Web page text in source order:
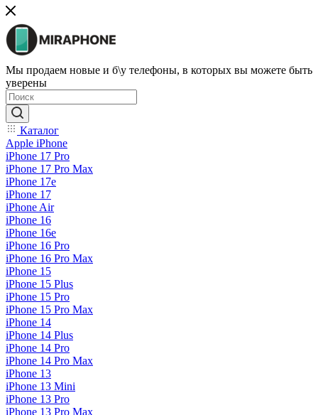
Мы продаем новые и б\у телефоны, в которых вы можете быть
уверены
Каталог
Apple iPhone
iPhone 17 Pro
iPhone 17 Pro Max
iPhone 17e
iPhone 17
iPhone Air
iPhone 16
iPhone 16e
iPhone 16 Pro
iPhone 16 Pro Max
iPhone 15
iPhone 15 Plus
iPhone 15 Pro
iPhone 15 Pro Max
iPhone 14
iPhone 14 Plus
iPhone 14 Pro
iPhone 14 Pro Max
iPhone 13
iPhone 13 Mini
iPhone 13 Pro
iPhone 13 Pro Max